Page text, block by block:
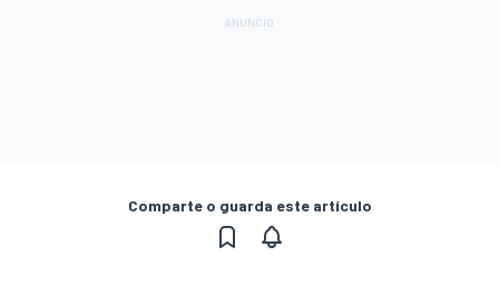
Comparte o guarda este artículo